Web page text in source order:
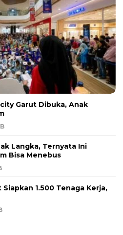
Garut Dibuka, Anak
Langka, Ternyata Ini
Bisa Menebus
1.500 Tenaga Kerja,